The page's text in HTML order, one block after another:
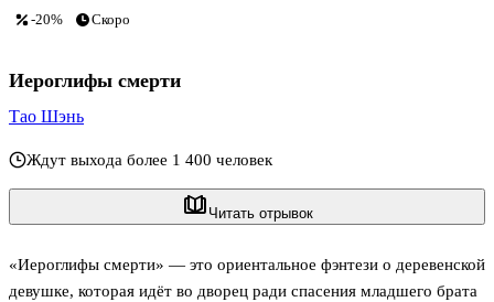
Читать отрывок
«Иероглифы смерти» — это ориентальное фэнтези о деревенской
девушке, которая идёт во дворец ради спасения младшего брата
-20% Скоро
Иероглифы смерти
Тао Шэнь
Ждут выхода более 1 400 человек